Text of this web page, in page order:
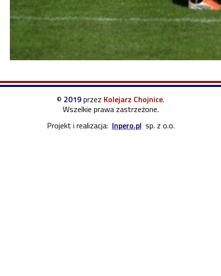
© 2019przez Kolejarz Chojnice.
Wszelkie prawa zastrzeżone.
Projekt i realizacja: Inpero.pl sp. z o.o.